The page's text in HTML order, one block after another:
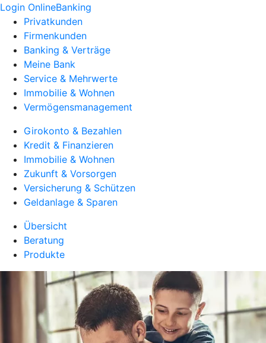
Login OnlineBanking
Privatkunden
Firmenkunden
Banking & Verträge
Meine Bank
Service & Mehrwerte
Immobilie & Wohnen
Vermögensmanagement
Girokonto & Bezahlen
Kredit & Finanzieren
Immobilie & Wohnen
Zukunft & Vorsorgen
Versicherung & Schützen
Geldanlage & Sparen
Übersicht
Beratung
Produkte